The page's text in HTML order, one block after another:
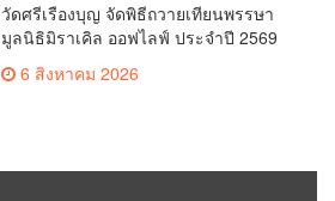
วัดศรีเรืองบุญ จัดพิธีถวายเทียนพรรษา
มูลนิธิมิราเคิล ออฟไลฟ์ ประจำปี 2569
พล.ต.ต.ศิริวัฒน์ ดีพอ ให้เกียรติเป็น
ประธาน
6 สิงหาคม 2026